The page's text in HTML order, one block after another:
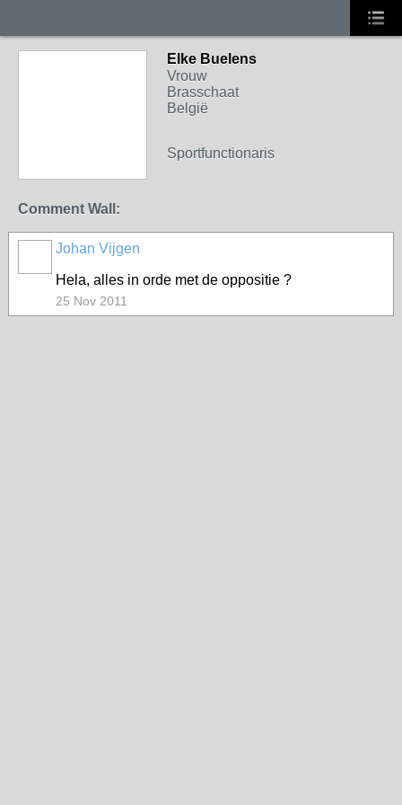
Elke Buelens
Vrouw
Brasschaat
België
Sportfunctionaris
Comment Wall:
Johan Vijgen
Hela, alles in orde met de oppositie ?
25 Nov 2011